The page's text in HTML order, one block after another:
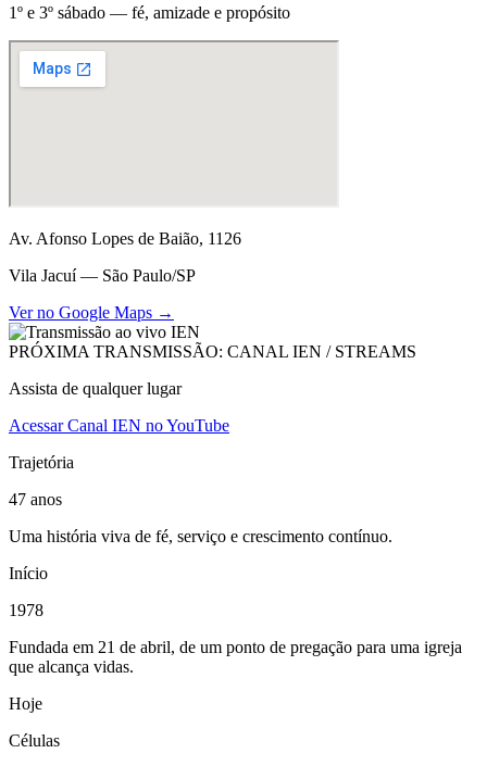
1º e 3º sábado — fé, amizade e propósito
Av. Afonso Lopes de Baião, 1126
Vila Jacuí — São Paulo/SP
Ver no Google Maps →
PRÓXIMA TRANSMISSÃO: CANAL IEN / STREAMS
Assista de qualquer lugar
Acessar Canal IEN no YouTube
Trajetória
47 anos
Uma história viva de fé, serviço e crescimento contínuo.
Início
1978
Fundada em 21 de abril, de um ponto de pregação para uma igreja
que alcança vidas.
Hoje
Células